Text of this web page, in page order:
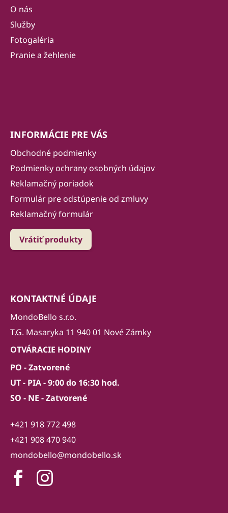
O nás
Služby
Fotogaléria
Pranie a žehlenie
INFORMÁCIE PRE VÁS
Obchodné podmienky
Podmienky ochrany osobných údajov
Reklamačný poriadok
Formulár pre odstúpenie od zmluvy
Reklamačný formulár
Vrátiť produkty
KONTAKTNÉ ÚDAJE
MondoBello s.r.o.
T.G. Masaryka 11 940 01 Nové Zámky
OTVÁRACIE HODINY
PO - Zatvorené
UT - PIA - 9:00 do 16:30 hod.
SO - NE - Zatvorené
+421 918 772 498
+421 908 470 940
mondobello@mondobello.sk